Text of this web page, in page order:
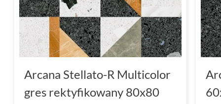
Arcana Stellato-R Multicolor
gres rektyfikowany 80x80